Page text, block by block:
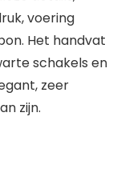
voering
Het handvat
schakels en
zeer
zijn.